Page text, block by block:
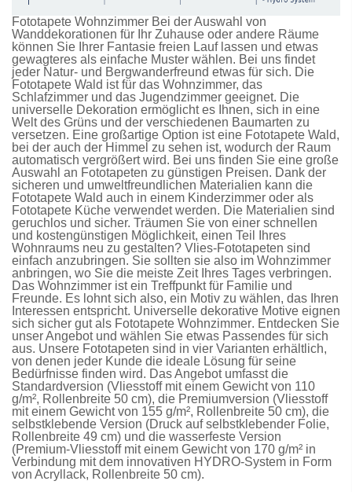
Fototapete Wohnzimmer Bei der Auswahl von
Wanddekorationen für Ihr Zuhause oder andere Räume
können Sie Ihrer Fantasie freien Lauf lassen und etwas
gewagteres als einfache Muster wählen. Bei uns findet
jeder Natur- und Bergwanderfreund etwas für sich. Die
Fototapete Wald ist für das Wohnzimmer, das
Schlafzimmer und das Jugendzimmer geeignet. Die
universelle Dekoration ermöglicht es Ihnen, sich in eine
Welt des Grüns und der verschiedenen Baumarten zu
versetzen. Eine großartige Option ist eine Fototapete Wald,
bei der auch der Himmel zu sehen ist, wodurch der Raum
automatisch vergrößert wird. Bei uns finden Sie eine große
Auswahl an Fototapeten zu günstigen Preisen. Dank der
sicheren und umweltfreundlichen Materialien kann die
Fototapete Wald auch in einem Kinderzimmer oder als
Fototapete Küche verwendet werden. Die Materialien sind
geruchlos und sicher. Träumen Sie von einer schnellen
und kostengünstigen Möglichkeit, einen Teil Ihres
Wohnraums neu zu gestalten? Vlies-Fototapeten sind
einfach anzubringen. Sie sollten sie also im Wohnzimmer
anbringen, wo Sie die meiste Zeit Ihres Tages verbringen.
Das Wohnzimmer ist ein Treffpunkt für Familie und
Freunde. Es lohnt sich also, ein Motiv zu wählen, das Ihren
Interessen entspricht. Universelle dekorative Motive eignen
sich sicher gut als Fototapete Wohnzimmer. Entdecken Sie
unser Angebot und wählen Sie etwas Passendes für sich
aus. Unsere Fototapeten sind in vier Varianten erhältlich,
von denen jeder Kunde die ideale Lösung für seine
Bedürfnisse finden wird. Das Angebot umfasst die
Standardversion (Vliesstoff mit einem Gewicht von 110
g/m², Rollenbreite 50 cm), die Premiumversion (Vliesstoff
mit einem Gewicht von 155 g/m², Rollenbreite 50 cm), die
selbstklebende Version (Druck auf selbstklebender Folie,
Rollenbreite 49 cm) und die wasserfeste Version
(Premium-Vliesstoff mit einem Gewicht von 170 g/m² in
Verbindung mit dem innovativen HYDRO-System in Form
von Acryllack, Rollenbreite 50 cm).